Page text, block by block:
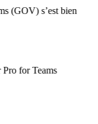
(GOV) s’est bien
for Teams